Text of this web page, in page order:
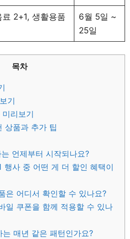
료 2+1, 생활용품
6월 5일 ~
25일
목차
기
리보기
상품과 추가 팁
언제부터 시작되나요?
행사 중 어떤 게 더 할인 혜택이
은 어디서 확인할 수 있나요?
일 쿠폰을 함께 적용할 수 있나
매년 같은 패턴인가요?